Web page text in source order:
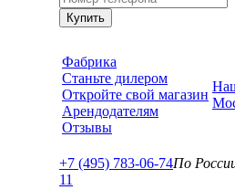
Купить
Фабрика
Станьте дилером
Откройте свой магазин
Арендодателям
Отзывы
+7 (495) 783-06-74По
11